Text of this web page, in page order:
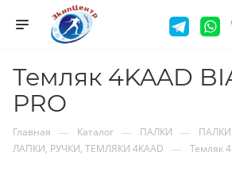
Темляк 4KAAD
PRO
Главная — Каталог — ПАЛКИ — ПАЛКИ
ЛАПКИ, РУЧКИ, ТЕМЛЯКИ 4КААD — Темляк